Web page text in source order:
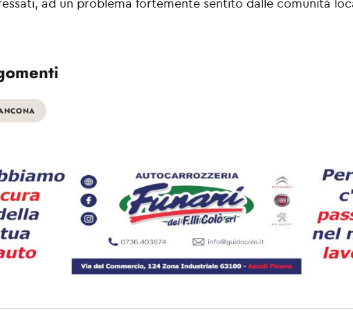
ad un problema fortemente sentito dalle comunità